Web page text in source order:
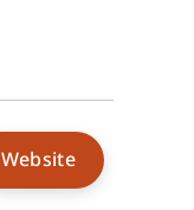
Website